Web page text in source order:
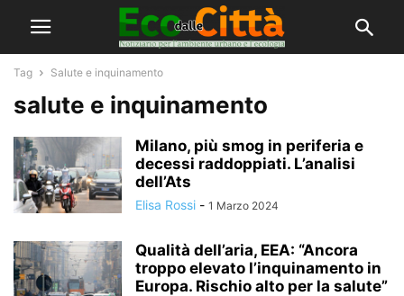
Tag Salute e inquinamento
salute e inquinamento
Milano, più smog in periferia e
decessi raddoppiati. L’analisi
dell’Ats
Elisa Rossi - 1 Marzo 2024
Qualità dell’aria, EEA: “Ancora
troppo elevato l’inquinamento in
Europa. Rischio alto per la salute”